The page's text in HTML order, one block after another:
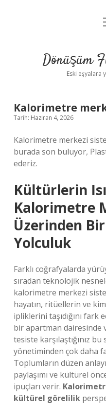
Dönüşüm
Eski eşyalara
Kalorimetre
Tarih: Haziran 4, 2026
Kalorimetre merkezi
burada son buluyor,
ederiz.
Kültürlerin
Kalorimetre
Üzerinden
Yolculuk
Farklı coğrafyalarda
sıradan teknolojik
kalorimetre merkezi
hayatın, ritüellerin ve
ipliklerini taşıdığını fark
bir apartman dairesinde
tesiste karşılaştığınız
yönetiminden çok daha
Toplumların düzen
paylaşımı ve kültürel
ipuçları verir.
kültürel görelilik